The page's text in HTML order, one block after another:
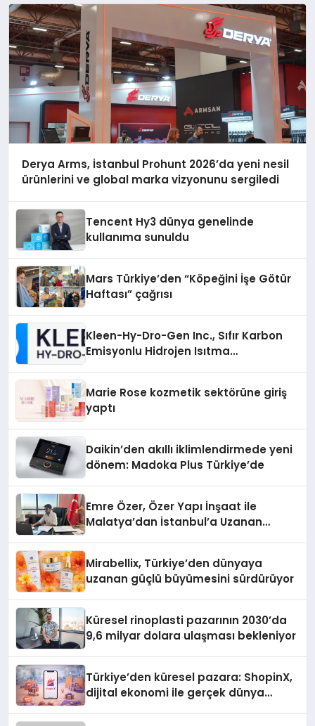
Derya Arms, İstanbul Prohunt 2026’da yeni nesil
ürünlerini ve global marka vizyonunu sergiledi
Tencent Hy3 dünya genelinde
kullanıma sunuldu
Mars Türkiye’den “Köpeğini İşe Götür
Haftası” çağrısı
Kleen-Hy-Dro-Gen Inc., Sıfır Karbon
Emisyonlu Hidrojen Isıtma
Marie Rose kozmetik sektörüne giriş
yaptı
Daikin’den akıllı iklimlendirmede yeni
dönem: Madoka Plus Türkiye’de
Emre Özer, Özer Yapı İnşaat ile
Malatya’dan İstanbul’a Uzanan
Mirabellix, Türkiye’den dünyaya
uzanan güçlü büyümesini sürdürüyor
Küresel rinoplasti pazarının 2030’da
9,6 milyar dolara ulaşması bekleniyor
Türkiye’den küresel pazara: ShopinX,
dijital ekonomi ile gerçek dünya